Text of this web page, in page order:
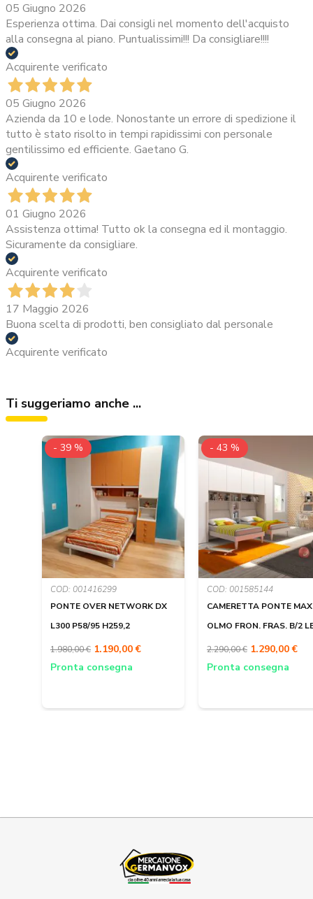
05 Giugno 2026
Esperienza ottima. Dai consigli nel momento dell'acquisto
alla consegna al piano. Puntualissimi!!! Da consigliare!!!!
Acquirente verificato
05 Giugno 2026
Azienda da 10 e lode. Nonostante un errore di spedizione il
tutto è stato risolto in tempi rapidissimi con personale
gentilissimo ed efficiente. Gaetano G.
Acquirente verificato
01 Giugno 2026
Assistenza ottima! Tutto ok la consegna ed il montaggio.
Sicuramente da consigliare.
Acquirente verificato
17 Maggio 2026
Buona scelta di prodotti, ben consigliato dal personale
Acquirente verificato
Ti suggeriamo anche ...
COD: 001416299
PONTE OVER NETWORK DX
L300 P58/95 H259,2
- 39 %
1.980,00 € 1.190,00 €
Pronta consegna
COD: 001585144
CAMERETTA PONTE
OLMO FRON. FRAS. B/2
- 43 %
2.290,00 € 1.290,00 €
Pronta consegna